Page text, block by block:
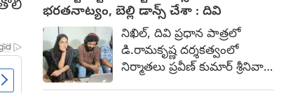
ఫౌజీ గా ప్రభాస్ పై పోరాట
సన్నివేశాలు నిన్ననే
ప్రారంభమయ్యాయి.
500-700 కోట్ల భారీ బడ్జెట్‌తో
2023 జూన్ 16న విడుదలైన ఈ
చిత్రం, బాక్సాఫీస్ వద్ద సుమారు
393 కోట్ల రూపాయల వసూళ్లను
మాత్రమే సాధించింది.
భరతనాట్యం, బెల్లి డాన్స్ చేశా : దివి
నిఖిల్, దివి ప్రధాన పాత్రలో
డి.రామకృష్ణ దర్శకత్వంలో
నిర్మాతలు ప్రవీణ్ కుమార్ శ్రీనివాస్